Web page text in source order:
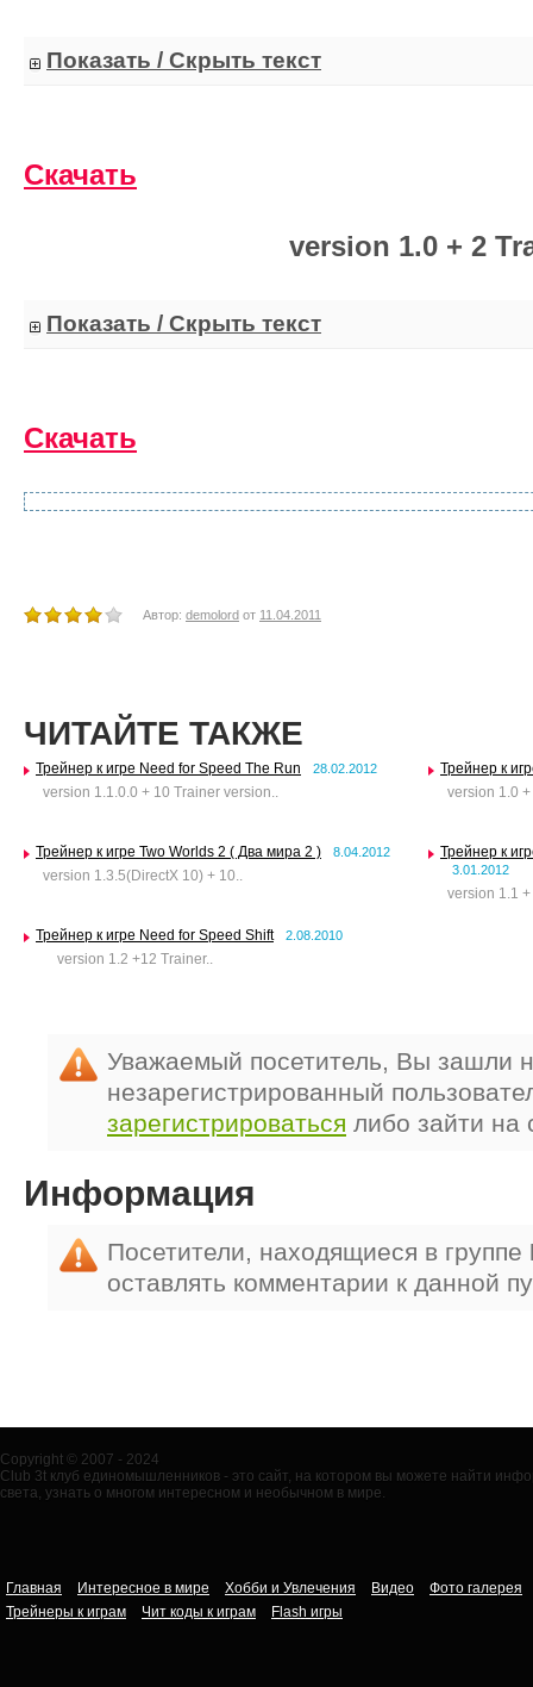
Показать / Скрыть текст
Скачать
version 1.0 + 2
Показать / Скрыть текст
Скачать
Автор: demolord от 11.04.2011
ЧИТАЙТЕ ТАКЖЕ
Трейнер к игре Need for Speed The Run 28.02.2012
version 1.1.0.0 + 10 Trainer version..
Трейнер к
version 1.0
Трейнер к игре Two Worlds 2 ( Два мира 2 ) 8.04.2012
version 1.3.5(DirectX 10) + 10..
Трейнер к
3.01.2012
version 1.1
Трейнер к игре Need for Speed Shift 2.08.2010
version 1.2 +12 Trainer..
Уважаемый посетитель, Вы зашли
незарегистрированный
зарегистрироваться либо зайти на
Информация
Посетители, находящиеся в группе
оставлять комментарии к данной
Copyright © 2007 - 2024
Club 3t клуб единомышленников - это сайт, на котором вы можете найти
света, узнать о многом интересном и необычном в мире.
Главная Интересное в мире Хобби и Увлечения Видео
Фото галерея
Трейнеры к играм
Чит коды к играм Flash игры